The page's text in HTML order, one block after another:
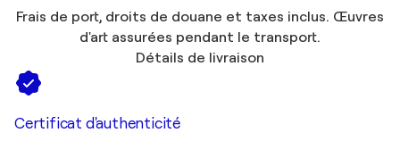
Frais de port, droits de douane et taxes inclus. Œuvres
d'art assurées pendant le transport.
Détails de livraison
Certificat d'authenticité